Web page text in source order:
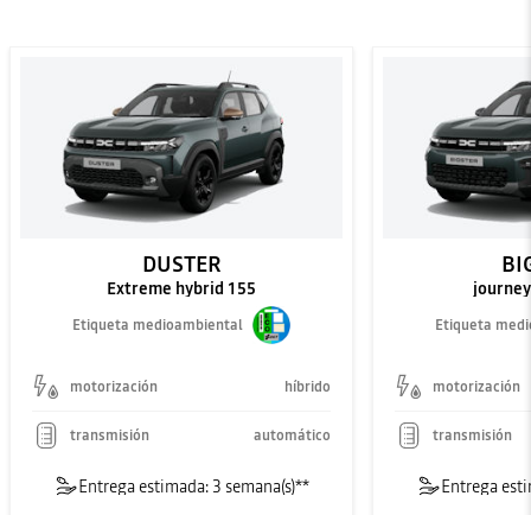
DUSTER
Extreme hybrid 155
Etiqueta medioambiental
motorización híbrido
transmisión automático
Entrega estimada: 3 semana(s)**
Etiqueta
motorización
transmisión
Entrega